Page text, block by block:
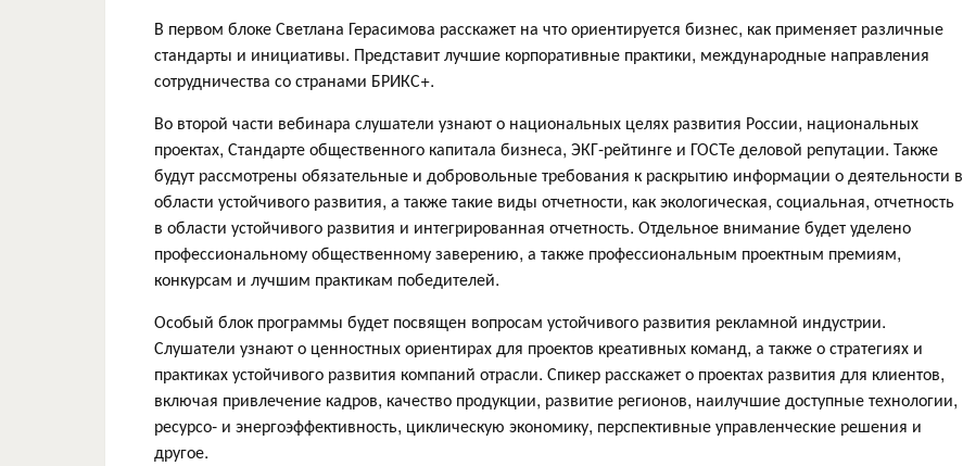
В первом блоке Светлана Герасимова расскажет на что ориентируется бизнес, как применяет различные
стандарты и инициативы. Представит лучшие корпоративные практики, международные направления
сотрудничества со странами БРИКС+.
Во второй части вебинара слушатели узнают о национальных целях развития России, национальных
проектах, Стандарте общественного капитала бизнеса, ЭКГ-рейтинге и ГОСТе деловой репутации. Также
будут рассмотрены обязательные и добровольные требования к раскрытию информации о деятельности в
области устойчивого развития, а также такие виды отчетности, как экологическая, социальная, отчетность
в области устойчивого развития и интегрированная отчетность. Отдельное внимание будет уделено
профессиональному общественному заверению, а также профессиональным проектным премиям,
конкурсам и лучшим практикам победителей.
Особый блок программы будет посвящен вопросам устойчивого развития рекламной индустрии.
Слушатели узнают о ценностных ориентирах для проектов креативных команд, а также о стратегиях и
практиках устойчивого развития компаний отрасли. Спикер расскажет о проектах развития для клиентов,
включая привлечение кадров, качество продукции, развитие регионов, наилучшие доступные технологии,
ресурсо- и энергоэффективность, циклическую экономику, перспективные управленческие решения и
другое.